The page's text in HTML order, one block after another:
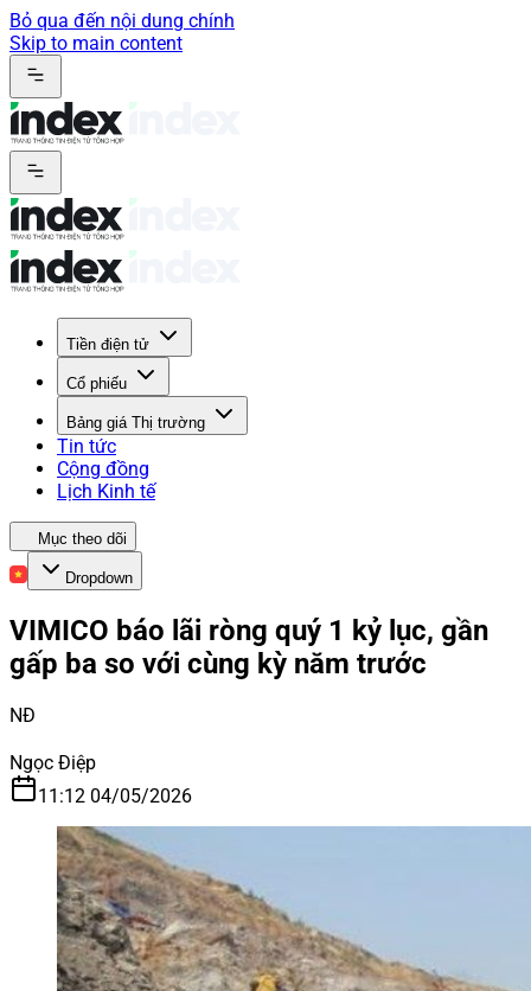
Bỏ qua đến nội dung chính
Skip to main content
Tiền điện tử
Cổ phiếu
Bảng giá Thị trường
Tin tức
Cộng đồng
Lịch Kinh tế
Mục theo dõi
Dropdown
VIMICO báo lãi ròng quý 1 kỷ lục, gần
gấp ba so với cùng kỳ năm trước
NĐ
Ngọc Điệp
11:12 04/05/2026